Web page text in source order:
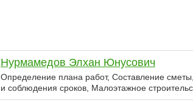
Нурмамедов Элхан Юнусович
Определение плана работ, Составление
и соблюдения сроков, Малоэтажное